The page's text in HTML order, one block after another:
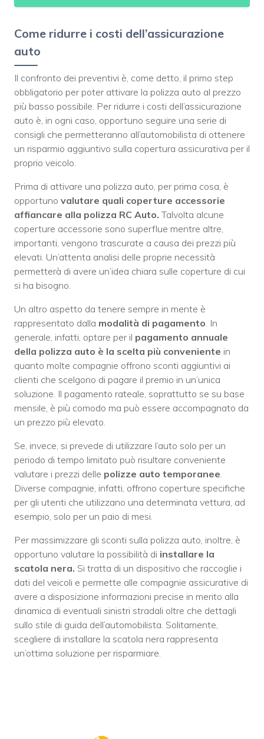
Come ridurre i costi dell’assicurazione
auto
Il confronto dei preventivi è, come detto, il primo step
obbligatorio per poter attivare la polizza auto al prezzo
più basso possibile. Per ridurre i costi dell’assicurazione
auto è, in ogni caso, opportuno seguire una serie di
consigli che permetteranno all’automobilista di ottenere
un risparmio aggiuntivo sulla copertura assicurativa per il
proprio veicolo.
Prima di attivare una polizza auto, per prima cosa, è
opportuno valutare quali coperture accessorie
affiancare alla polizza RC Auto. Talvolta alcune
coperture accessorie sono superflue mentre altre,
importanti, vengono trascurate a causa dei prezzi più
elevati. Un’attenta analisi delle proprie necessità
permetterà di avere un’idea chiara sulle coperture di cui
si ha bisogno.
Un altro aspetto da tenere sempre in mente è
rappresentato dalla modalità di pagamento. In
generale, infatti, optare per il pagamento annuale
della polizza auto è la scelta più conveniente in
quanto molte compagnie offrono sconti aggiuntivi ai
clienti che scelgono di pagare il premio in un’unica
soluzione. Il pagamento rateale, soprattutto se su base
mensile, è più comodo ma può essere accompagnato da
un prezzo più elevato.
Se, invece, si prevede di utilizzare l’auto solo per un
periodo di tempo limitato può risultare conveniente
valutare i prezzi delle polizze auto temporanee.
Diverse compagnie, infatti, offrono coperture specifiche
per gli utenti che utilizzano una determinata vettura, ad
esempio, solo per un paio di mesi.
Per massimizzare gli sconti sulla polizza auto, inoltre, è
opportuno valutare la possibilità di installare la
scatola nera. Si tratta di un dispositivo che raccoglie i
dati del veicoli e permette alle compagnie assicurative di
avere a disposizione informazioni precise in merito alla
dinamica di eventuali sinistri stradali oltre che dettagli
sullo stile di guida dell’automobilista. Solitamente,
scegliere di installare la scatola nera rappresenta
un’ottima soluzione per risparmiare.